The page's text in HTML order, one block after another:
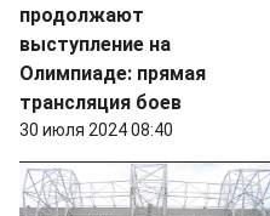
продолжают
выступление на
Олимпиаде: прямая
трансляция боев
30 июля 2024 08:40